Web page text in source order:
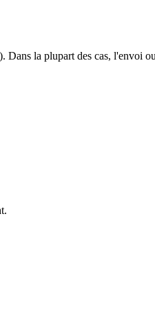
la plupart des cas, l'envoi